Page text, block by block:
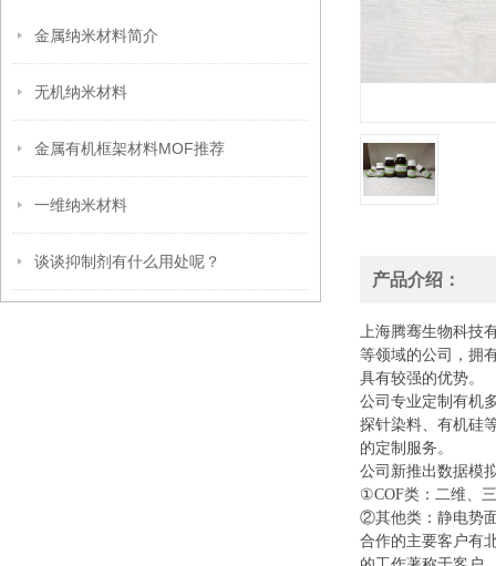
金属纳米材料简介
无机纳米材料
金属有机框架材料MOF推荐
一维纳米材料
谈谈抑制剂有什么用处呢？
产品介绍：
上海腾骞生物科技
等领域的公司，拥
具有较强的优势。
公司专业定制有机
探针染料、有机硅
的定制服务。
公司新推出数据模
①COF类：二维、
②其他类：静电势
合作的主要客户有